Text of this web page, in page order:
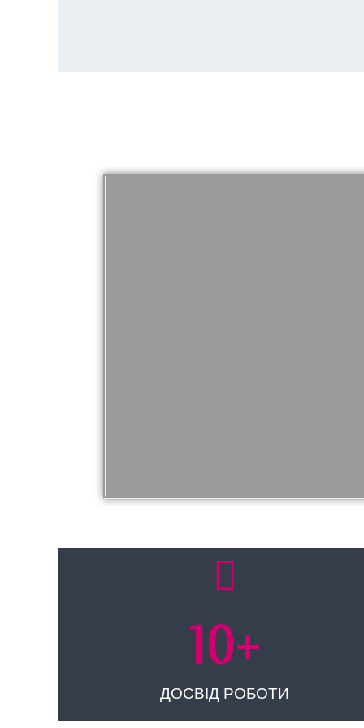
10+
ДОСВІД РОБОТИ